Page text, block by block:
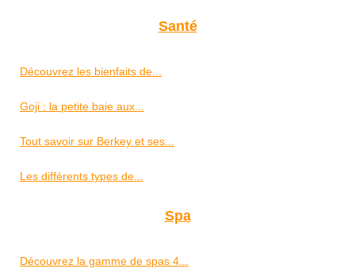
Santé
Découvrez les bienfaits de...
Goji : la petite baie aux...
Tout savoir sur Berkey et ses...
Les différents types de...
Spa
Découvrez la gamme de spas 4...